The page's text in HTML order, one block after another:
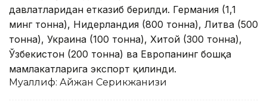
давлатларидан етказиб берилди. Германия (1,1
минг тонна), Нидерландия (800 тонна), Литва (500
тонна), Украина (100 тонна), Хитой (300 тонна),
Ўзбекистон (200 тонна) ва Европанинг бошқа
мамлакатларига экспорт қилинди.
Муаллиф: Айжан Серикжанқизи